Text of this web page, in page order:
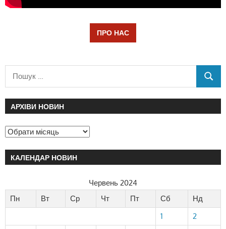
ПРО НАС
АРХІВИ НОВИН
КАЛЕНДАР НОВИН
Червень 2024
Пн
Вт Ср Чт Пт Сб
Нд
1
2